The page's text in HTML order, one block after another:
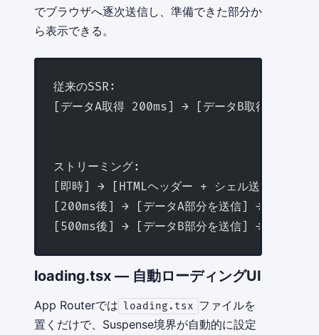
でブラウザへ逐次送信し、準備できた部分か
ら表示できる。
従来のSSR:
[データA取得 200ms] → [データB取得
ストリーミング:
[即時] → [HTMLヘッダー + シェル送信] → [表
[200ms後] → [データA部分を送信] → [表示]
[500ms後] → [データB部分を送信] → [表示完
loading.tsx — 自動ローディングUI
App Routerでは loading.tsx ファイルを
置くだけで、Suspense境界が自動的に設定